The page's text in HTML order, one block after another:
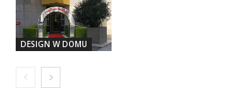
DESIGN W DOMU